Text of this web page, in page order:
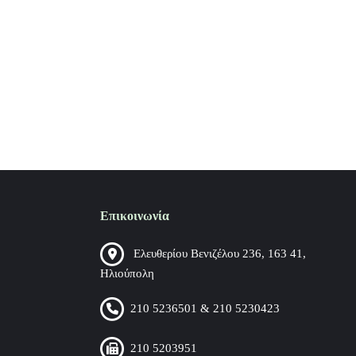
Επικοινωνία
Ελευθερίου Βενιζέλου 236, 163 41,
Ηλιούπολη
210 5236501 & 210 5230423
210 5203951